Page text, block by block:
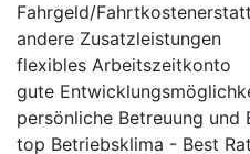
Fahrgeld/
andere Zusatzleistungen
flexibles Arbeitszeitkonto
gute
persönliche Betreuung und
top Betriebsklima - Best